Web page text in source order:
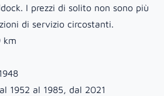
I prezzi di solito non sono più
di servizio circostanti.
km
1952 al 1985, dal 2021